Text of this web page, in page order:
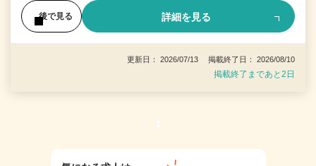
後で見る 詳細を見る
更新日： 2026/07/13 掲載終了日： 2026/08/10
掲載終了まであと2日
1